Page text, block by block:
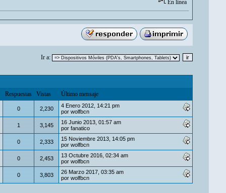
En línea
Ir a:
Respuestas Vistas Último mensaje
0 2,230
4 Enero 2012, 14:21 pm
por wolfbcn
1 3,145
16 Junio 2013, 01:57 am
por fanatico
0 2,333
15 Noviembre 2013, 14:05 pm
por wolfbcn
0 2,453
13 Octubre 2016, 02:34 am
por wolfbcn
0 3,803
26 Marzo 2017, 03:35 am
por wolfbcn